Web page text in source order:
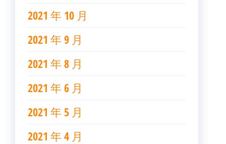
2021 年 10 月
2021 年 9 月
2021 年 8 月
2021 年 6 月
2021 年 5 月
2021 年 4 月